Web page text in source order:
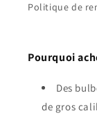
Politique de
Pourquoi
Des
de gros